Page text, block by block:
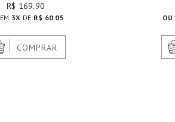
R$ 169.90
EM 3X DE R$ 60.05
COMPRAR
OU